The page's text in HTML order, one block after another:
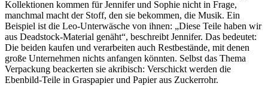
Kollektionen kommen für Jennifer und Sophie nicht in Frage,
manchmal macht der Stoff, den sie bekommen, die Musik. Ein
Beispiel ist die Leo-Unterwäsche von ihnen: „Diese Teile haben wir
aus Deadstock-Material genäht“, beschreibt Jennifer. Das bedeutet:
Die beiden kaufen und verarbeiten auch Restbestände, mit denen
große Unternehmen nichts anfangen könnten. Selbst das Thema
Verpackung beackerten sie akribisch: Verschickt werden die
Ebenbild-Teile in Graspapier und Papier aus Zuckerrohr.